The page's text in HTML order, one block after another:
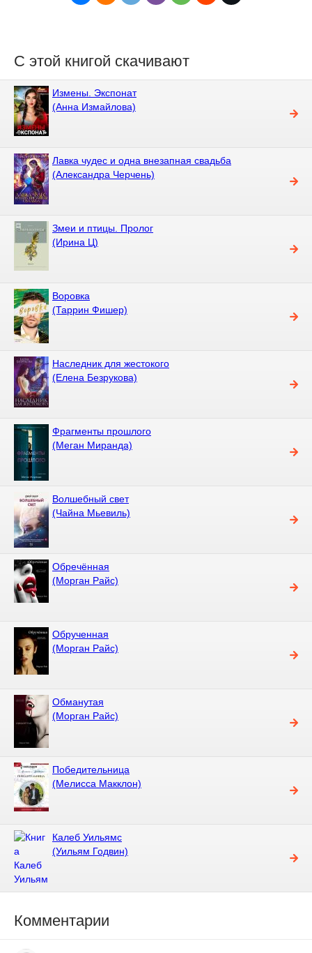
С этой книгой скачивают
Измены. Экспонат
(Анна Измайлова)
Лавка чудес и одна внезапная свадьба
(Александра Черчень)
Змеи и птицы. Пролог
(Ирина Ц)
Воровка
(Таррин Фишер)
Наследник для жестокого
(Елена Безрукова)
Фрагменты прошлого
(Меган Миранда)
Волшебный свет
(Чайна Мьевиль)
Обречённая
(Морган Райс)
Обрученная
(Морган Райс)
Обманутая
(Морган Райс)
Победительница
(Мелисса Макклон)
Калеб Уильямс
(Уильям Годвин)
Комментарии